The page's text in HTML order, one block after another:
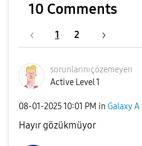
10 Comments
1 2
sorunlarınıçözemeyen
Active Level 1
‎08-01-202510:01 PM in Galaxy A
Hayır gözükmüyor